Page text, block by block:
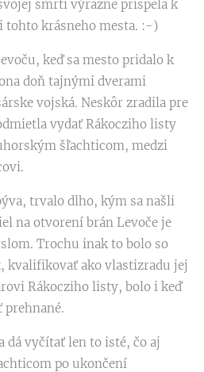
smrti výrazne prispela k
krásneho mesta. :-)
keď sa mesto pridalo k
doň tajnými dverami
vojská. Neskôr zradila pre
vydať Rákocziho listy
šľachticom, medzi
trvalo dlho, kým sa našli
na otvorení brán Levoče je
Trochu inak to bolo so
kvalifikovať ako vlastizradu jej
Rákocziho listy, bolo i keď
prehnané.
dá vyčítať len to isté, čo aj
po ukončení